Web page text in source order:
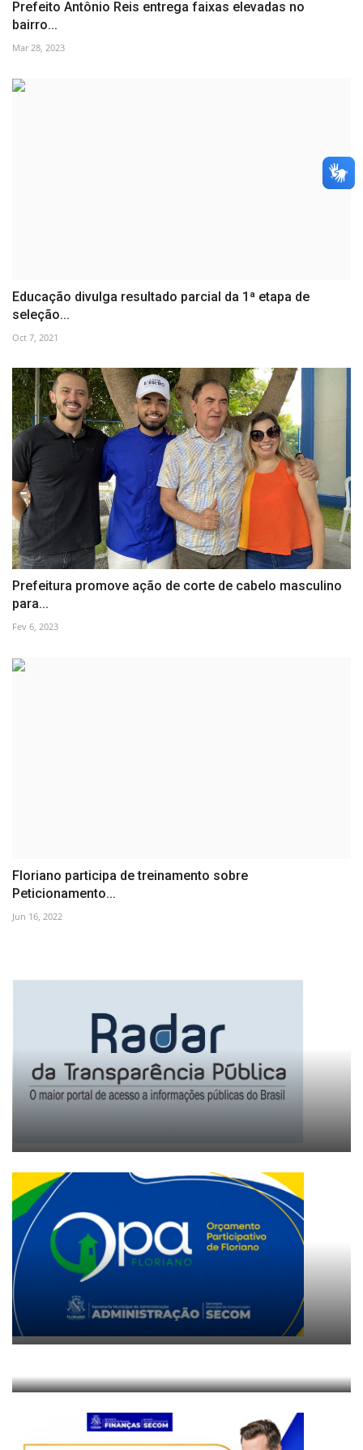
Prefeito Antônio Reis entrega faixas elevadas no
bairro...
Mar 28, 2023
Educação divulga resultado parcial da 1ª etapa de
seleção...
Oct 7, 2021
Prefeitura promove ação de corte de cabelo masculino
para...
Fev 6, 2023
Floriano participa de treinamento sobre
Peticionamento...
Jun 16, 2022